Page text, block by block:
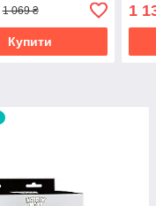
1 069 ₴
Купити
1